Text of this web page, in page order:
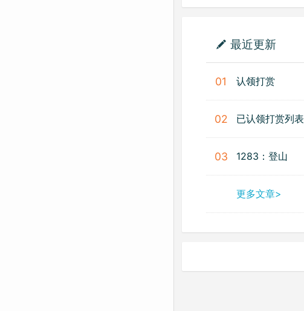
最近更新
01 认领打赏
02 已认领打赏列表
03 1283：登山
更多文章>